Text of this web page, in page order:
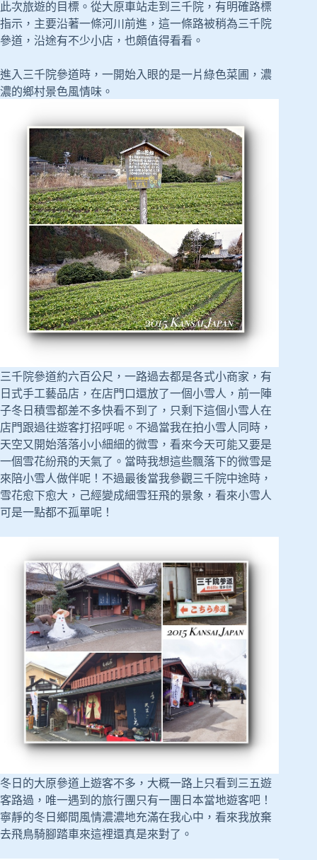
此次旅遊的目標。從大原車站走到三千院，有明確路標
指示，主要沿著一條河川前進，這一條路被稍為三千院
參道，沿途有不少小店，也頗值得看看。
進入三千院參道時，一開始入眼的是一片綠色菜圃，濃
濃的鄉村景色風情味。
三千院參道約六百公尺，一路過去都是各式小商家，有
日式手工藝品店，在店門口還放了一個小雪人，前一陣
子冬日積雪都差不多快看不到了，只剩下這個小雪人在
店門跟過往遊客打招呼呢。不過當我在拍小雪人同時，
天空又開始落落小小細細的微雪，看來今天可能又要是
一個雪花紛飛的天氣了。當時我想這些飄落下的微雪是
來陪小雪人做伴呢！不過最後當我參觀三千院中途時，
雪花愈下愈大，己經變成細雪狂飛的景象，看來小雪人
可是一點都不孤單呢！
冬日的大原參道上遊客不多，大概一路上只看到三五遊
客路過，唯一遇到的旅行團只有一團日本當地遊客吧！
寧靜的冬日鄉間風情濃濃地充滿在我心中，看來我放棄
去飛鳥騎腳踏車來這裡還真是來對了。